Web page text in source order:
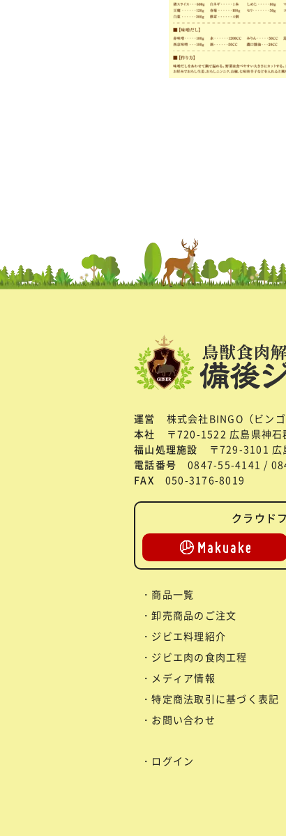
運営
株式会社BINGO（ビンゴ
本社
〒720-1522 広島県神
福山処理施設
〒729-3101 広
電話番号
0847-55-4141 /
FAX
050-3176-8019
クラウド
商品一覧
卸売商品のご注文
ジビエ料理紹介
ジビエ肉の食肉工程
メディア情報
特定商法取引に基づく表記
お問い合わせ
ログイン